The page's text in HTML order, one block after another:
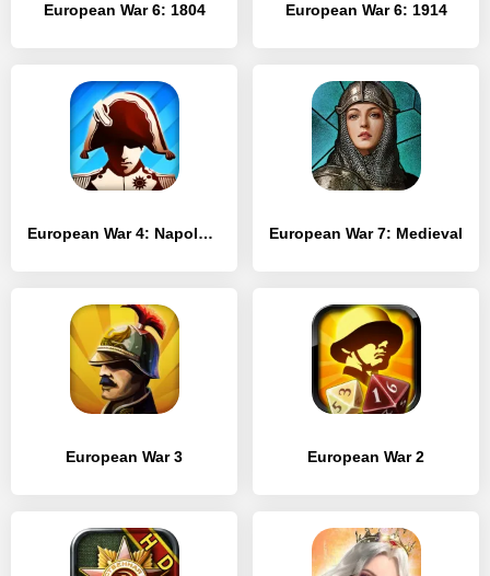
European War 6: 1804 European War 6: 1914
European War 4: Napoleon European War 7: Medieval
European War 3 European War 2